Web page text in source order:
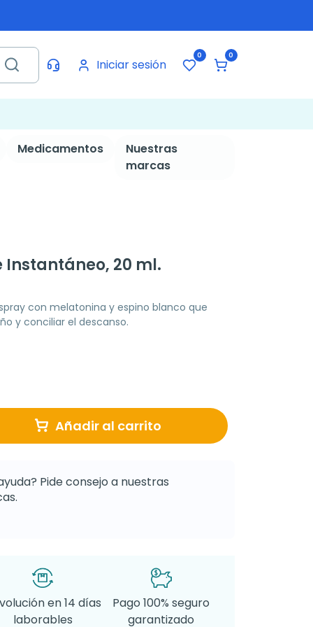
Iniciar sesión
0 0
Medicamentos
Nuestras
marcas
Instantáneo, 20 ml.
con melatonina y espino blanco que
y conciliar el descanso.
Añadir al carrito
Pide consejo a nuestras
en 14 días
laborables
Pago 100% seguro
garantizado